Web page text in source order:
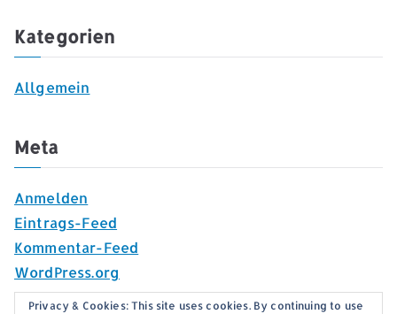
Kategorien
Allgemein
Meta
Anmelden
Eintrags-Feed
Kommentar-Feed
WordPress.org
Privacy & Cookies: This site uses cookies. By continuing to use